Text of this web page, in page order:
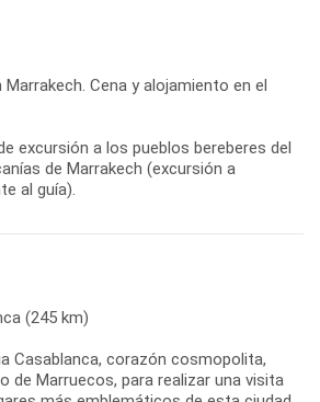
Marrakech. Cena y alojamiento en el
excursión a los pueblos bereberes del
de Marrakech (excursión a
al guía).
(245 km)
Casablanca, corazón cosmopolita,
de Marruecos, para realizar una visita